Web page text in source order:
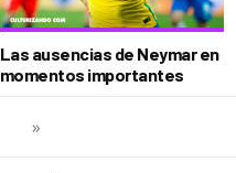
Las ausencias de Neymar en
momentos importantes
»